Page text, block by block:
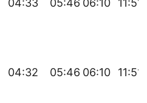
04:33 05:46 06:10 11:51
04:32 05:46 06:10 11:51